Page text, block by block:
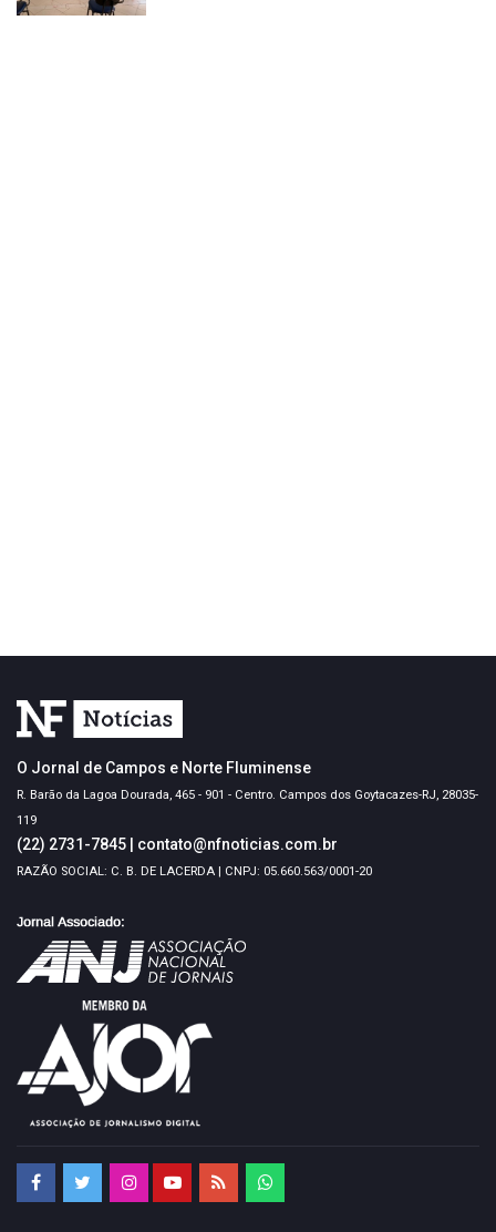
O Jornal de Campos e Norte Fluminense
R. Barão da Lagoa Dourada, 465 - 901 - Centro. Campos dos Goytacazes-RJ, 28035-
119
(22) 2731-7845 contato@nfnoticias.com.br
RAZÃO SOCIAL: C. B. DE LACERDA | CNPJ: 05.660.563/0001-20